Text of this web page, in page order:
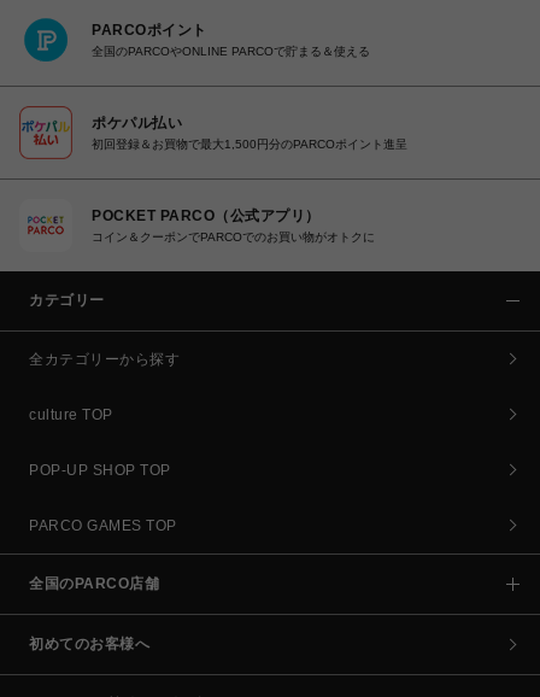
PARCOポイント
全国のPARCOやONLINE PARCOで貯まる＆使える
ポケパル払い
初回登録＆お買物で最大1,500円分のPARCOポイント進呈
POCKET PARCO（公式アプリ）
コイン＆クーポンでPARCOでのお買い物がオトクに
カテゴリー
全カテゴリーから探す
culture TOP
POP-UP SHOP TOP
PARCO GAMES TOP
全国のPARCO店舗
初めてのお客様へ